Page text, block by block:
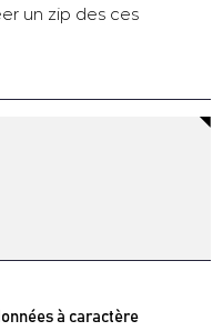
un zip des ces
à caractère